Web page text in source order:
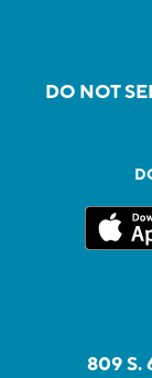
DO NOT
809 S.